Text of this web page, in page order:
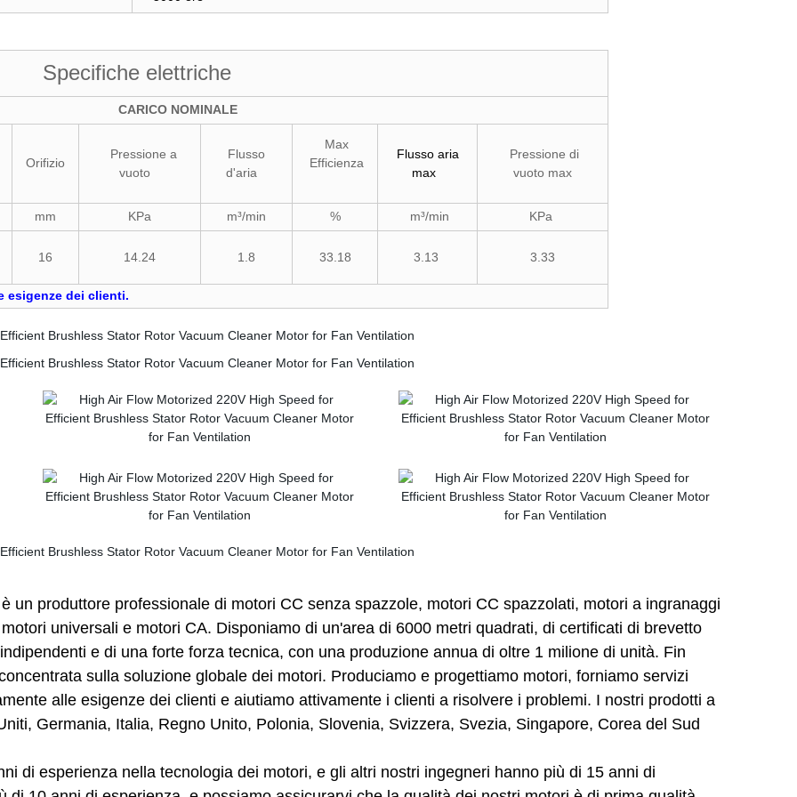
Specifiche elettriche
CARICO NOMINALE
Orifizio
Pressione a
vuoto
Flusso
d'aria
Max
Efficienza
Flusso aria
max
Pressione di
vuoto max
mm KPa m³/min % m³/min KPa
16 14.24 1.8 33.18 3.13 3.33
esigenze dei clienti.
un produttore professionale di motori CC senza spazzole, motori CC spazzolati, motori a ingranaggi
universali e motori CA. Disponiamo di un'area di 6000 metri quadrati, di certificati di brevetto
e di una forte forza tecnica, con una produzione annua di oltre 1 milione di unità. Fin
sulla soluzione globale dei motori. Produciamo e progettiamo motori, forniamo servizi
alle esigenze dei clienti e aiutiamo attivamente i clienti a risolvere i problemi. I nostri prodotti a
Germania, Italia, Regno Unito, Polonia, Slovenia, Svizzera, Svezia, Singapore, Corea del Sud
di esperienza nella tecnologia dei motori, e gli altri nostri ingegneri hanno più di 15 anni di